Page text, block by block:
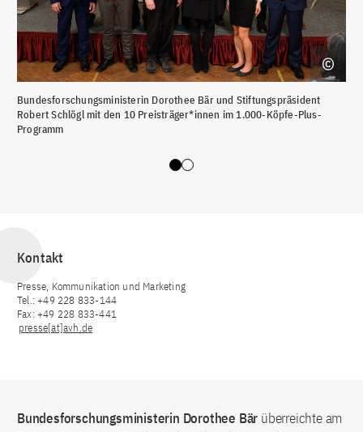
Bundesforschungsministerin Dorothee Bär und Stiftungspräsident
Robert Schlögl mit den 10 Preisträger*innen im 1.000-Köpfe-Plus-
Programm
Slide 0
Slide 1
Kontakt
Presse, Kommunikation und Marketing
Tel.: +49 228 833-144
Fax: +49 228 833-441
presse[at]avh.de
Bundesforschungsministerin Dorothee Bär überreichte am